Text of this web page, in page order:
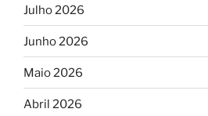
Julho 2026
Junho 2026
Maio 2026
Abril 2026